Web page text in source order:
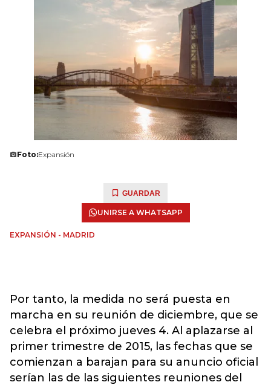
Foto:Expansión
GUARDAR
UNIRSE A WHATSAPP
EXPANSIÓN - MADRID
Por tanto, la medida no será puesta en
marcha en su reunión de diciembre, que se
celebra el próximo jueves 4. Al aplazarse al
primer trimestre de 2015, las fechas que se
comienzan a barajan para su anuncio oficial
serían las de las siguientes reuniones del